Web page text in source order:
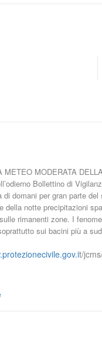
METEO MODERATA
Bollettino di
di domani per gran parte
della notte precipitazioni
rimanenti zone. I
sui bacini più a
t/